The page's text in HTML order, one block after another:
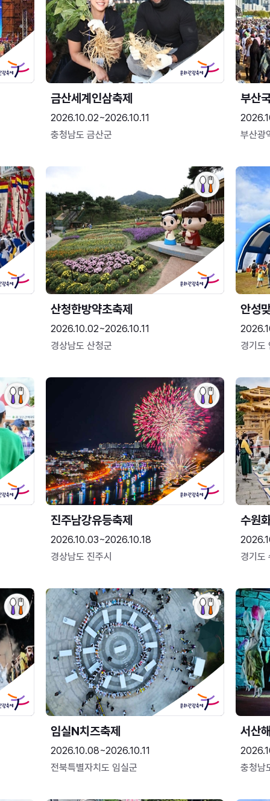
금산세계인삼축제
2026.10.02~2026.10.11
충청남도 금산군
부산
부산광
산청한방약초축제
2026.10.02~2026.10.11
경상남도 산청군
안성
경기도
진주남강유등축제
2026.10.03~2026.10.18
경상남도 진주시
수원
경기도
임실N치즈축제
2026.10.08~2026.10.11
전북특별자치도 임실군
서산
충청남